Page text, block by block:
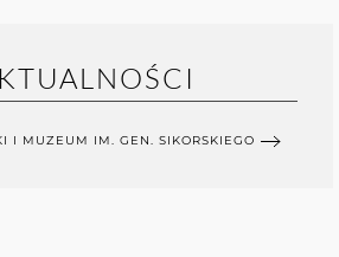
I MUZEUM IM. GEN. SIKORSKIEGO